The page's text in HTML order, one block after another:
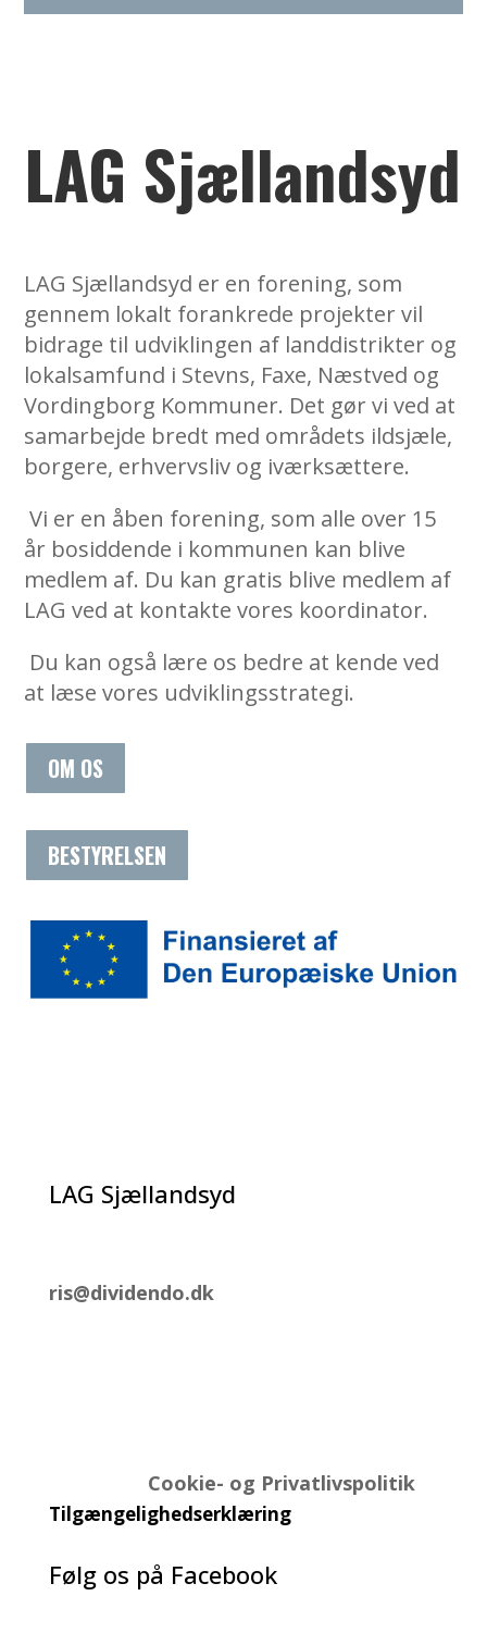
LAG Sjællandsyd
LAG Sjællandsyd er en forening, som
gennem lokalt forankrede projekter vil
bidrage til udviklingen af landdistrikter og
lokalsamfund i Stevns, Faxe, Næstved og
Vordingborg Kommuner. Det gør vi ved at
samarbejde bredt med områdets ildsjæle,
borgere, erhvervsliv og iværksættere.
Vi er en åben forening, som alle over 15
år bosiddende i kommunen kan blive
medlem af. Du kan gratis blive medlem af
LAG ved at kontakte vores koordinator.
Du kan også lære os bedre at kende ved
at læse vores udviklingsstrategi.
OM OS
BESTYRELSEN
LAG Sjællandsyd
ris@dividendo.dk
Cookie- og Privatlivspolitik
Tilgængelighedserklæring
Følg os på Facebook